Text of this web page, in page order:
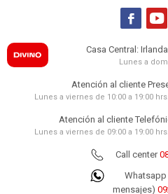
 
Casa Central:
Lunes a
Atención al cliente
Lunes a viernes de 10:00 a 19:00
Atención al cliente
Lunes a viernes de 09:00 a 19:00
Call center
mensajes)